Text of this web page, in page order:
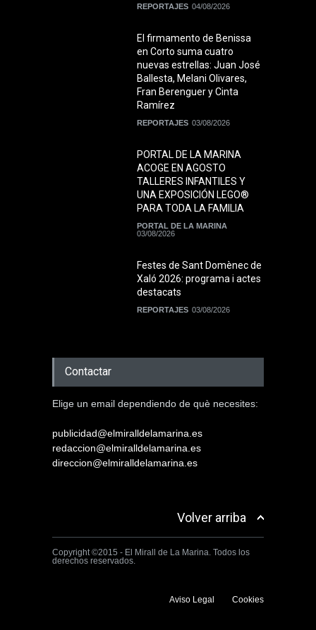
REPORTAJES 04/08/2026
El firmamento de Benissa
en Corto suma cuatro
nuevas estrellas: Juan José
Ballesta, Melani Olivares,
Fran Berenguer y Cinta
Ramírez
REPORTAJES 03/08/2026
PORTAL DE LA MARINA
ACOGE EN AGOSTO
TALLERES INFANTILES Y
UNA EXPOSICIÓN LEGO®
PARA TODA LA FAMILIA
PORTAL DE LA MARINA
03/08/2026
Festes de Sant Domènec de
Xaló 2026: programa i actes
destacats
REPORTAJES 03/08/2026
Contactar
Elige un email dependiendo de què necesites:
publicidad@elmiralldelamarina.es
redaccion@elmiralldelamarina.es
direccion@elmiralldelamarina.es
Volver arriba
Copyright ©2015 - El Mirall de La Marina. Todos los
derechos reservados.
Aviso Legal Cookies